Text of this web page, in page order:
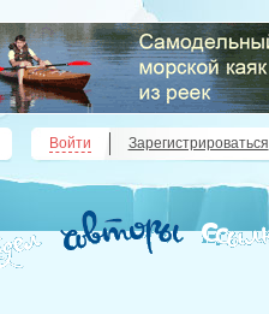
Войти Зарегистрироваться